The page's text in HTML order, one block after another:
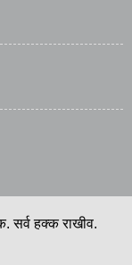
सर्व हक्क राखीव.